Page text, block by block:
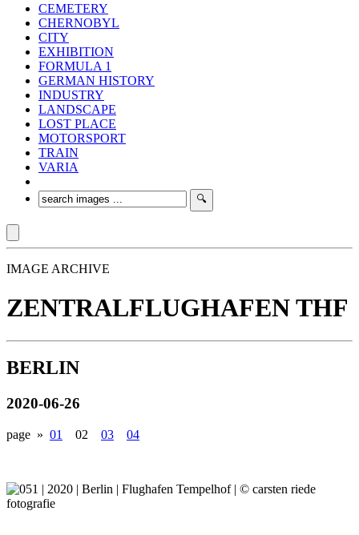
CEMETERY
CHERNOBYL
CITY
EXHIBITION
FORMULA 1
GERMAN HISTORY
INDUSTRY
LANDSCAPE
LOST PLACE
MOTORSPORT
TRAIN
VARIA
IMAGE ARCHIVE
ZENTRALFLUGHAFEN THF
BERLIN
2020-06-26
page » 01 02 03 04